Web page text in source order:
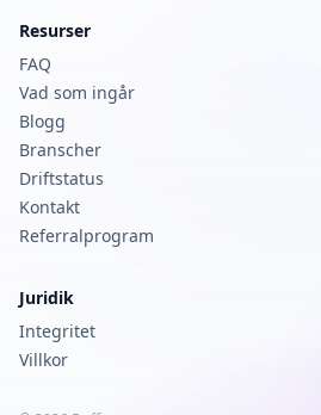
Resurser
FAQ
Vad som ingår
Blogg
Branscher
Driftstatus
Kontakt
Referralprogram
Juridik
Integritet
Villkor